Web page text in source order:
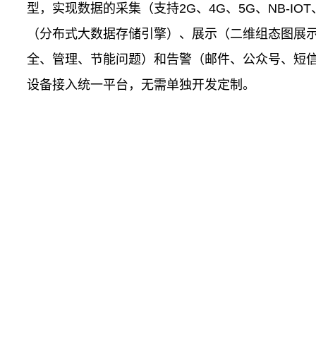
型，实现数据的采集（支持2G、4G、5G、NB-
（分布式大数据存储引擎）、展示（二维组态图
全、管理、节能问题）和告警（邮件、公众号、短
设备接入统一平台，无需单独开发定制。